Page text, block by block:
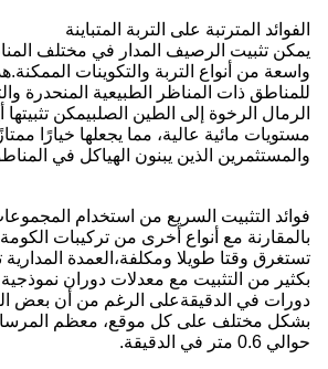
الفوائد المترتبة على التربة المتباينة
يمكن تثبيت الرصيف المدار في مختلف
واسعة من أنواع التربة والتكوينات
للمناطق ذات المناظر الطبيعية المنحدرة
الرمال الرخوة إلى الطين الصلبيمكن
مستويات مائية عالية، مما يجعلها خيارًا
والمستثمرين الذين يبنون الهياكل في
فوائد التثبيت السريع من استخدام
بالمقارنة مع أنواع أخرى من تركيبات
تستغرق وقتا طويلا ومكلفة،العمدة
دورات في الدقيقةعلى الرغم من أن بعض
بشكل مختلف على كل موقع، معظم
حوالي 0.6 متر في الدقيقة.